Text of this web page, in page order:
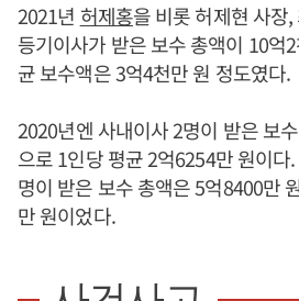
2021년 허제홍을 비롯 허제현 사장
등기이사가 받은 보수 총액이 10억
균 보수액은 3억4천만 원 정도였다.
2020년엔 사내이사 2명이 받은 보
으로 1인당 평균 2억6254만 원이
명이 받은 보수 총액은 5억8400만
만 원이었다.